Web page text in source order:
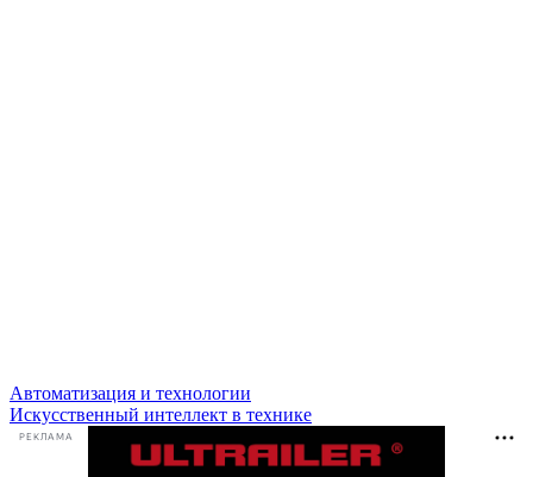
Автоматизация и технологии
Искусственный интеллект в технике
РЕКЛАМА